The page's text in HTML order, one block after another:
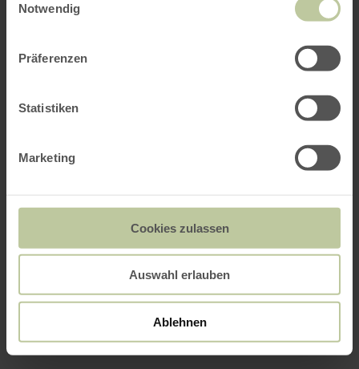
Notwendig
Präferenzen
Statistiken
Marketing
Cookies zulassen
Auswahl erlauben
Ablehnen